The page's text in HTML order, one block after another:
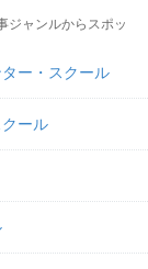
ジャンルからスポッ
ー・スクール
ール